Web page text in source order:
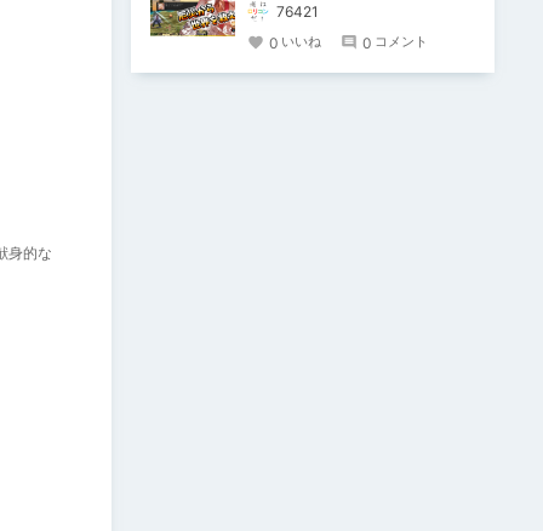
身的な
76421
0 いいね 0 コメント